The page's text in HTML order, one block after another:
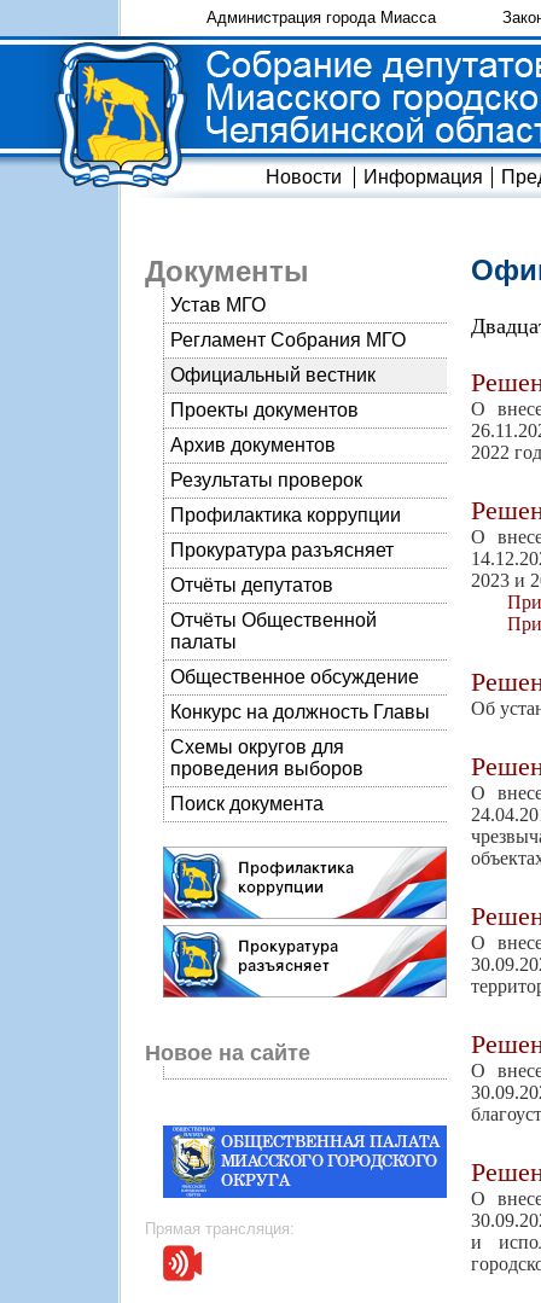
Администрация города Миасса
Новости Информация
Документы
Устав МГО
Регламент Собрания МГО
Официальный вестник
Проекты документов
Архив документов
Результаты проверок
Профилактика коррупции
Прокуратура разъясняет
Отчёты депутатов
Отчёты Общественной
палаты
Общественное обсуждение
Конкурс на должность Главы
Схемы округов для
проведения выборов
Поиск документа
Новое на сайте
Прямая трансляция:
О
2022
О
2023 и
Об
О
О
О
О
и